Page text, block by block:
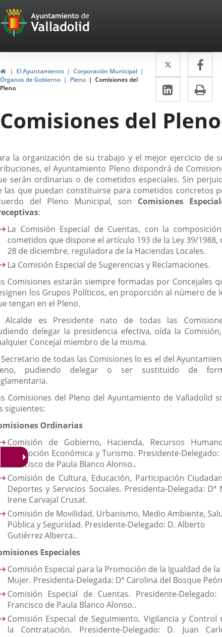
Portal
Web
del
Ayuntamiento
de
Valladolid
InicioEl Ayuntamiento
Corporación Municipal
Órganos de Gobierno
Pleno
Comisiones del
Pleno
Twitter
Enlace
a
una
externa.
a
LinkedIn
Enlace
a
una
externa.
Comisiones del Pleno
la organización de su trabajo y el mejor ejercicio de
el Ayuntamiento Pleno dispondrá de
serán ordinarias o de cometidos especiales. Sin
las que puedan constituirse para cometidos concretos
del Pleno Municipal, son Comisiones
:
La Comisión Especial de Cuentas, con la
cometidos que dispone el artículo 193 de la Ley 39/1988,
28 de diciembre, reguladora de la Haciendas Locales.
La Comisión Especial de Sugerencias y Reclamaciones.
Comisiones estarán siempre formadas por Concejales
los Grupos Políticos, en proporción al número de
tengan en el Pleno.
Alcalde es Presidente nato de todas las
delegar la presidencia efectiva, oída la
Concejal miembro de la misma.
Secretario de todas las Comisiones lo es el del
pudiendo delegar o ser sustituido de
Comisiones del Pleno del Ayuntamiento de Valladolid
siguientes:
Ordinarias
Comisión de Gobierno, Hacienda, Recursos
Promoción Económica y Turismo. Presidente-Delegado:
Francisco de Paula Blanco Alonso..
Comisión de Cultura, Educación, Participación
Deportes y Servicios Sociales. Presidenta-Delegada: Dª
Irene Carvajal Crusat.
Comisión de Movilidad, Urbanismo, Medio Ambiente,
Pública y Seguridad. Presidente-Delegado: D. Alberto
Gutiérrez Alberca..
Especiales
Comisión Especial para la Promoción de la Igualdad de la
Mujer. Presidenta-Delegada: Dª Carolina del Bosque
Comisión Especial de Cuentas. Presidente-Delegado:
Francisco de Paula Blanco Alonso..
Comisión Especial de Seguimiento, Vigilancia y Control
la Contratación. Presidente-Delegado: D. Juan